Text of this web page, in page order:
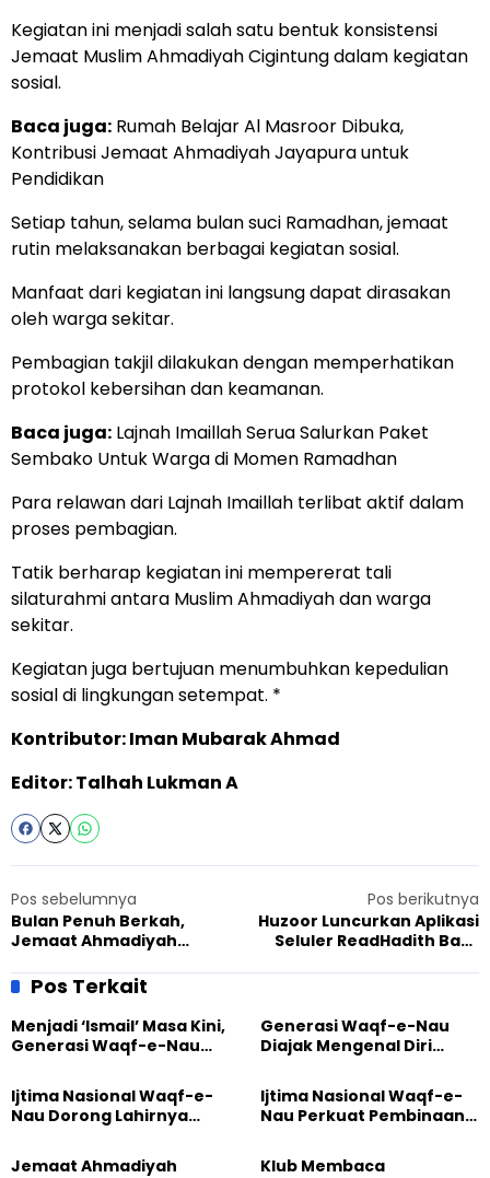
Kegiatan ini menjadi salah satu bentuk konsistensi
Jemaat Muslim Ahmadiyah Cigintung dalam kegiatan
sosial.
Baca juga: Rumah Belajar Al Masroor Dibuka,
Kontribusi Jemaat Ahmadiyah Jayapura untuk
Pendidikan
Setiap tahun, selama bulan suci Ramadhan, jemaat
rutin melaksanakan berbagai kegiatan sosial.
Manfaat dari kegiatan ini langsung dapat dirasakan
oleh warga sekitar.
Pembagian takjil dilakukan dengan memperhatikan
protokol kebersihan dan keamanan.
Baca juga: Lajnah Imaillah Serua Salurkan Paket
Sembako Untuk Warga di Momen Ramadhan
Para relawan dari Lajnah Imaillah terlibat aktif dalam
proses pembagian.
Tatik berharap kegiatan ini mempererat tali
silaturahmi antara Muslim Ahmadiyah dan warga
sekitar.
Kegiatan juga bertujuan menumbuhkan kepedulian
sosial di lingkungan setempat. *
Kontributor: Iman Mubarak Ahmad
Editor: Talhah Lukman A
Pos sebelumnya
Bulan Penuh Berkah,
Jemaat Ahmadiyah
Takjil Gratis
Pos berikutnya
Huzoor Luncurkan Aplikasi
Seluler ReadHadith Baru
Alislam.org
Pos Terkait
Menjadi ‘Ismail’ Masa Kini,
Generasi Waqf-e-Nau
Pengabdian
Generasi Waqf-e-Nau
Diajak Mengenal Diri
Dunia
Ijtima Nasional Waqf-e-
Nau Dorong Lahirnya
Ijtima Nasional Waqf-e-
Nau Perkuat Pembinaan
Masa Depan
Jemaat Ahmadiyah
Klub Membaca